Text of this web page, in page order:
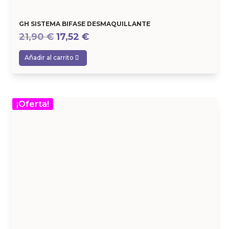
GH SISTEMA BIFASE DESMAQUILLANTE
21,90€ El
precio
original
era:
17,52€El
es:
Añadir al carrito
¡Oferta!